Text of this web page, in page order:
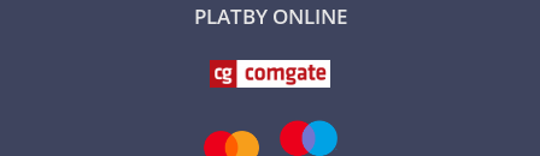
PLATBY ONLINE